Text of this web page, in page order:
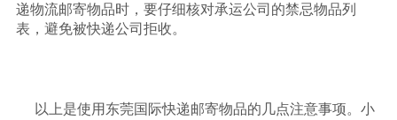
递物流邮寄物品时，要仔细核对承运公司的禁忌物品列
表，避免被快递公司拒收。
以上是使用东莞国际快递邮寄物品的几点注意事项。小